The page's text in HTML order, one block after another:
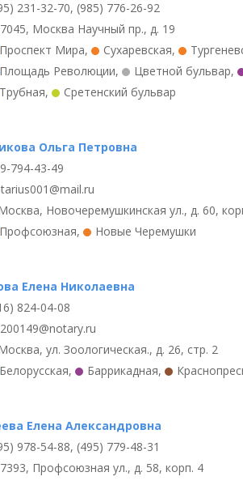
231-32-70, (985) 776-26-92
Москва Научный пр., д. 19
Проспект Мира, Сухаревская,
Площадь Революции, Цветной бульвар,
Трубная, Сретенский бульвар
Ольга Петровна
794-43-49
Новочеремушкинская ул., д. 60,
Профсоюзная, Новые Черемушки
Елена Николаевна
824-04-08
ул. Зоологическая., д. 26, стр. 2
Белорусская, Баррикадная,
Елена Александровна
978-54-88, (495) 779-48-31
Профсоюзная ул., д. 58, корп. 4